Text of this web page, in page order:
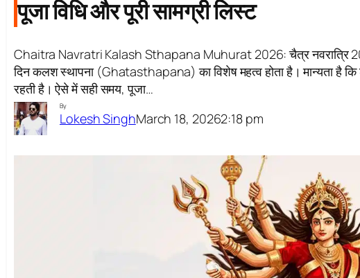
पूजा विधि और पूरी सामग्री लिस्ट
Chaitra Navratri Kalash Sthapana Muhurat 2026: चैत्र नवरात्रि
दिन कलश स्थापना (Ghatasthapana) का विशेष महत्व होता है। मान्यता है कि
रहती है। ऐसे में सही समय, पूजा…
By
Lokesh SinghMarch 18, 20262:18 pm